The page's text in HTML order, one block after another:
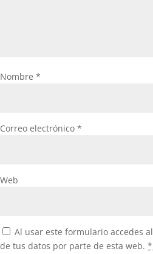
Nombre *
Correo electrónico *
Web
Al usar este formulario accedes
de tus datos por parte de esta web. *